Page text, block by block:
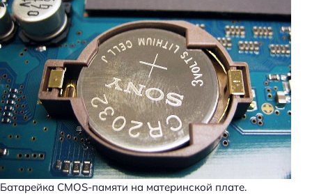
Батарейка CMOS-памяти на материнской плате.